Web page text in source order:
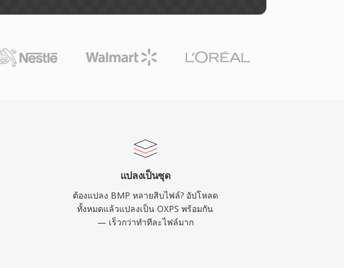
แปลงเป็นชุด
ต้องแปลง BMP หลายสิบไฟล์? อัปโหลด
ทั้งหมดแล้วแปลงเป็น OXPS พร้อมกัน
— เร็วกว่าทำทีละไฟล์มาก